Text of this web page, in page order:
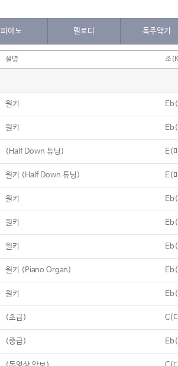
피아노 멜로디 독주악기
설명 조
원키
원키
(Half Down 튜닝) E(
원키 (Half Down 튜닝) E(
원키
원키
원키
원키 (Piano Organ)
원키
(초급) C(
(중급)